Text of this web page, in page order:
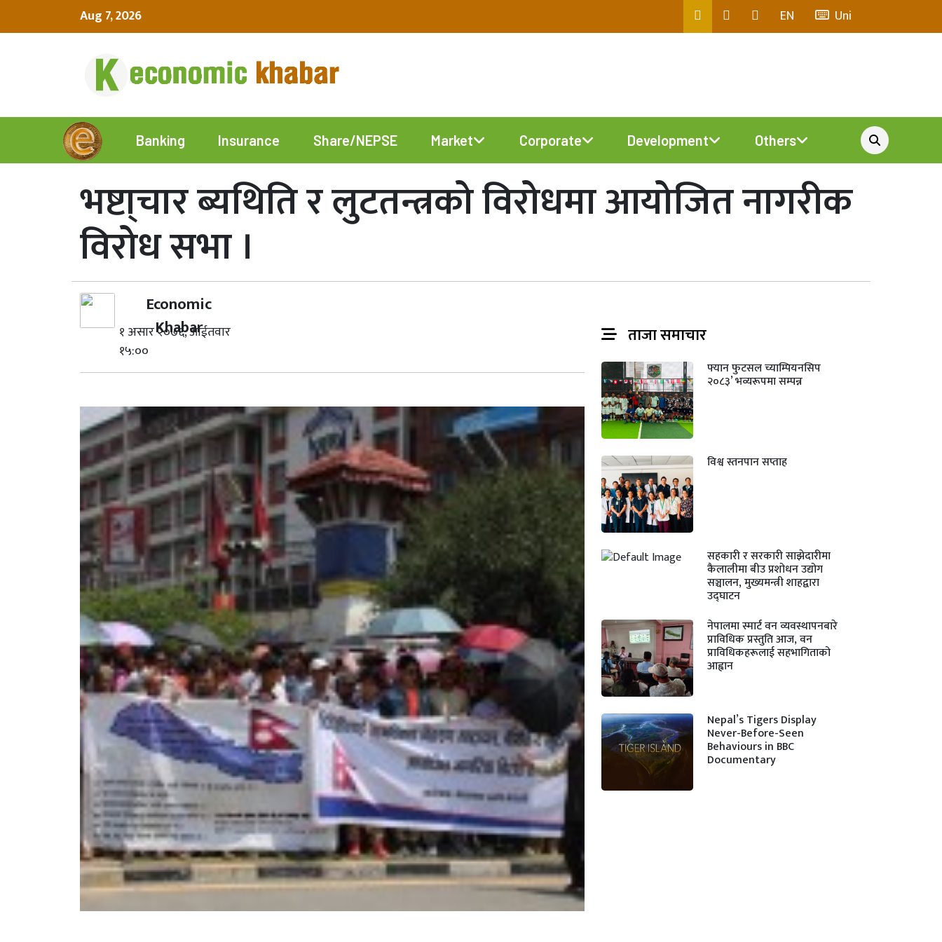
Aug 7, 2026 EN Uni
Banking Insurance Share/NEPSE Market Corporate Development Others
भष्टा्चार ब्यथिति र लुटतन्त्रको विरोधमा आयोजित नागरीक
विरोध सभा ।
Economic
Khabar
१ असार २०७६, आईतवार
१५:००
ताजा समाचार
फ्यान फुटसल च्याम्पियनसिप
२०८३’ भव्यरूपमा सम्पन्न
विश्व स्तनपान सप्ताह
सहकारी र सरकारी साझेदारीमा
कैलालीमा बीउ प्रशोधन उद्योग
सञ्चालन, मुख्यमन्त्री शाहद्वारा
उद्घाटन
नेपालमा स्मार्ट वन व्यवस्थापनबारे
प्राविधिक प्रस्तुति आज, वन
प्राविधिकहरूलाई सहभागिताको
आह्वान
Nepal’s Tigers Display
Never-Before-Seen
Behaviours in BBC
Documentary